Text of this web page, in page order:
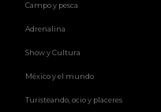
Campo y pesca
Adrenalina
Show y Cultura
México y el mundo
Turisteando, ocio y placeres